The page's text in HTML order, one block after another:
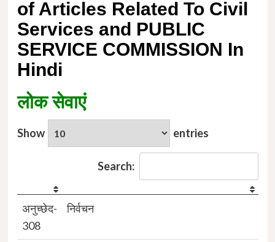
of Articles Related To Civil
Services and PUBLIC
SERVICE COMMISSION In
Hindi
लोक सेवाएं
Show entries
Search:
अनुच्छेद-
308
निर्वचन